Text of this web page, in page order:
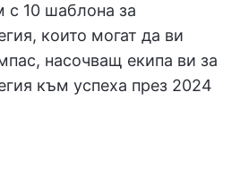
с 10 шаблона за
които могат да ви
насочващ екипа ви за
към успеха през 2024